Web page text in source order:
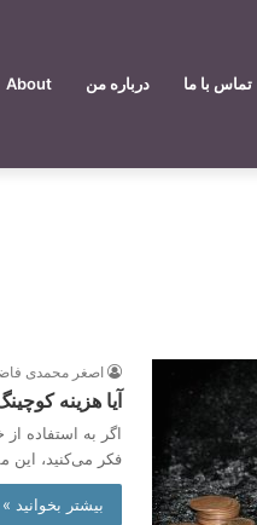
تماس با ما درباره من About
اصغر محمدی
آیا هزینه
اگر به استفاده
فکر می‌کنید، این
بیشتر بخوانید »